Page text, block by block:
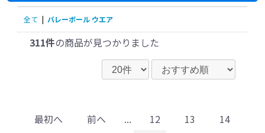
全て | バレーボール ウエア
311件の商品が見つかりました
最初へ 前へ ... 12 13
14